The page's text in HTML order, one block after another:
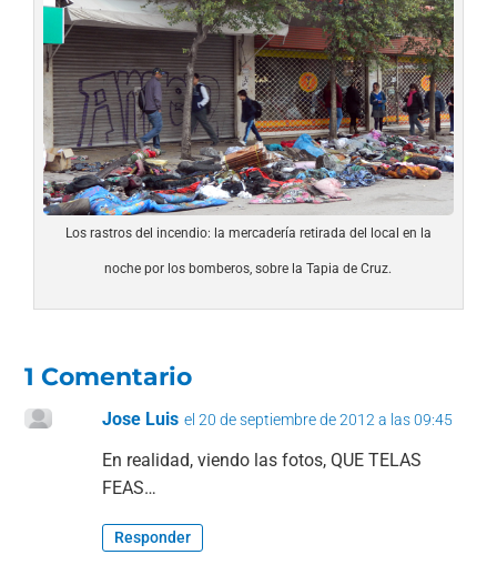
Los rastros del incendio: la mercadería retirada del local en la
noche por los bomberos, sobre la Tapia de Cruz.
1 Comentario
Jose Luis el 20 de septiembre de 2012 a las 09:45
En realidad, viendo las fotos, QUE TELAS
FEAS…
Responder